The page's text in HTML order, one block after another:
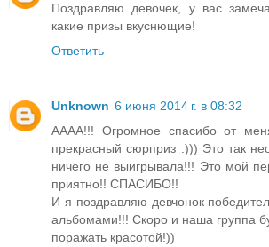
Поздравляю девочек, у вас
какие призы вкуснющие!
Ответить
Unknown 6 июня 2014 г. в 08:32
АААА!!! Огромное спасибо от
прекрасный сюрприз :))) Это так
ничего не выигрывала!!! Это мой
приятно!! СПАСИБО!!
И я поздравляю девчонок
альбомами!!! Скоро и наша группа
поражать красотой!))